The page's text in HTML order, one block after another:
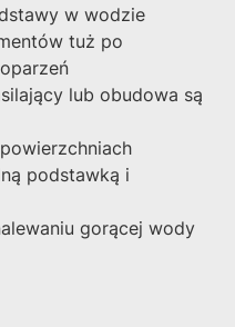
w wodzie
tuż po
lub obudowa są
podstawką i
gorącej wody